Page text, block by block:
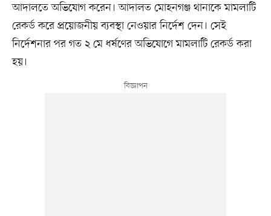
আদালতে অভিযোগ করেন। আদালত মোহনগঞ্জ থানাকে মামলাটি
রেকর্ড করে প্রয়োজনীয় ব্যবস্থা নেওয়ার নির্দেশ দেন। সেই
নির্দেশনার পর গত ২ মে ধর্ষণের অভিযোগে মামলাটি রেকর্ড করা
হয়।